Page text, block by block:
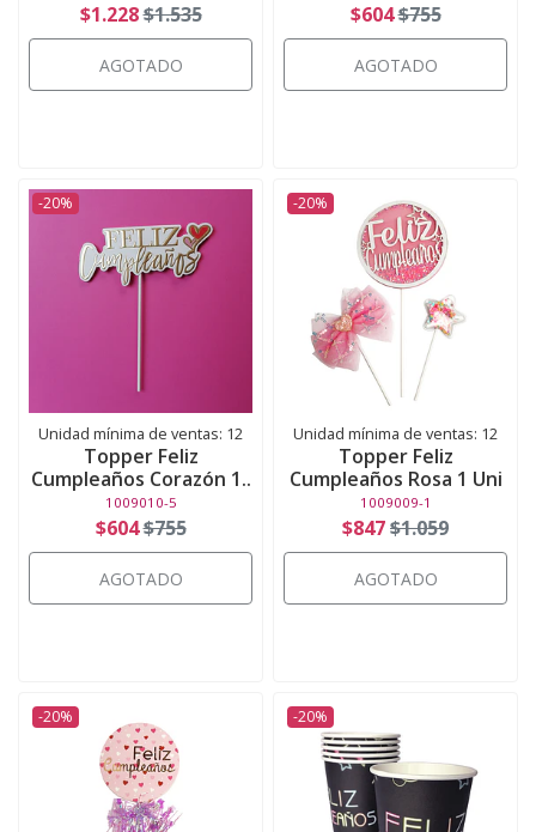
$1.228$1.535
AGOTADO
$604$755
AGOTADO
-20%
Unidad mínima de ventas: 12
Topper Feliz
Cumpleaños Corazón 1..
1009010-5
$604$755
AGOTADO
-20%
Unidad mínima de ventas: 12
Topper Feliz
Cumpleaños Rosa 1 Uni
1009009-1
$847$1.059
AGOTADO
-20% -20%